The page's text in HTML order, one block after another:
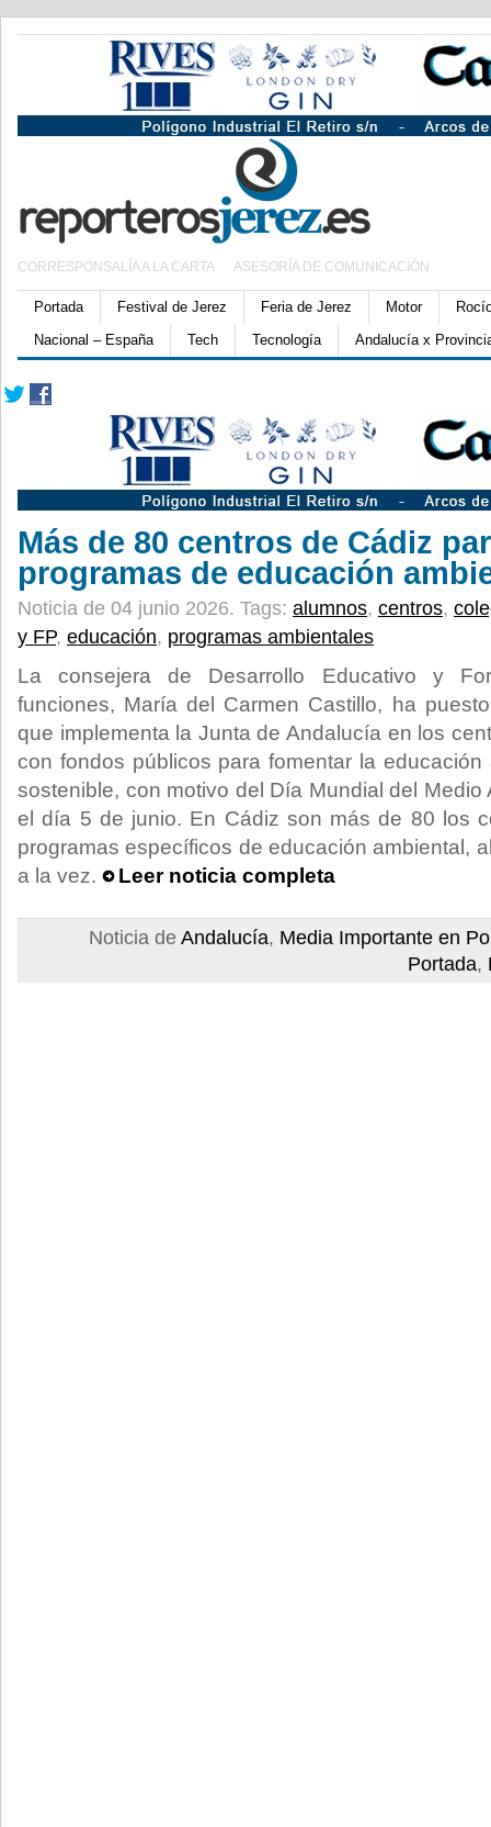
CORRESPONSALÍA A LA CARTA ASESORÍA DE COMUNICACIÓN
Portada Festival de Jerez Feria de Jerez Motor
Nacional – España
Tech Tecnología Andalucía x
Más de 80 centros de Cádiz
programas de educación
Noticia de 04 junio 2026. Tags: alumnos, centros,
y FP, educación, programas ambientales
La consejera de Desarrollo Educativo y
funciones, María del Carmen Castillo, ha
que implementa la Junta de Andalucía en los
con fondos públicos para fomentar la
sostenible, con motivo del Día Mundial del
el día 5 de junio. En Cádiz son más de 80 los
programas específicos de educación ambiental,
a la vez.
Leer noticia completa
Noticia de Andalucía, Media Importante en
Portada,